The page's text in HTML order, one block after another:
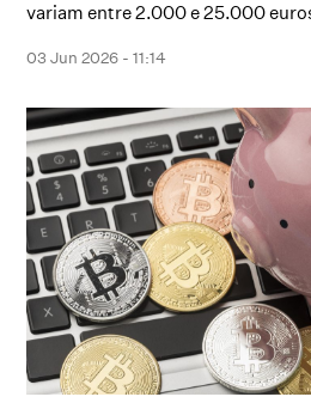
variam entre 2.000 e 25.000
03 Jun 2026 - 11:14